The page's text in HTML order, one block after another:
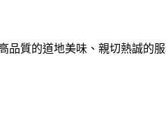
品質的道地美味、親切熱誠的